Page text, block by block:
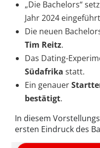
„Die Bachelors“
Jahr 2024
Die neuen
Tim Reitz.
Das Dating-
Südafrika statt.
Ein genauer
bestätigt.
In diesem
ersten Eindruck des